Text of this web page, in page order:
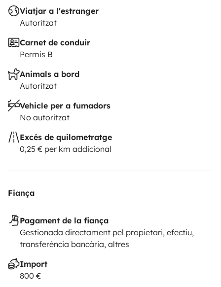
Viatjar a l'estranger
Autoritzat
Carnet de conduir
Permis B
Animals a bord
Autoritzat
Vehicle per a fumadors
No autoritzat
Excés de quilometratge
0,25 € per km addicional
Fiança
Pagament de la fiança
Gestionada directament pel propietari, efectiu,
transferència bancària, altres
Import
800 €